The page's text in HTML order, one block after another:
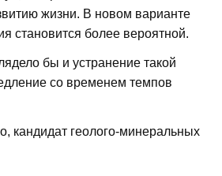
жизни. В новом варианте
становится более вероятной.
бы и устранение такой
со временем темпов
кандидат геолого-минеральных